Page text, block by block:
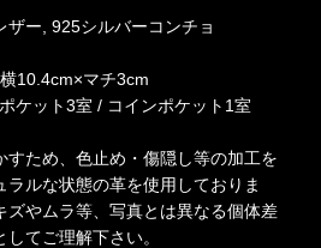
ザー, 925シルバーコンチョ
10.4cm×マチ3cm
ケット3室 / コインポケット1室
ため、色止め・傷隠し等の加工を
ルな状態の革を使用しておりま
ズやムラ等、写真とは異なる個体差
てご理解下さい。